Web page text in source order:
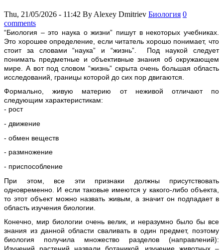
Thu, 21/05/2026 - 11:42 By Alexey Dmitriev Биология 0
comments
“Биология – это наука о жизни” пишут в некоторых учебниках.
Это хорошее определение, если читатель хорошо понимает, что
стоит за словами “наука” и “жизнь”. Под наукой следует
понимать предметные и объективные знания об окружающем
мире. А вот под словом “жизнь” скрыта очень большая область
исследований, границы которой до сих пор двигаются.
Формально, живую материю от неживой отличают по
следующим характеристикам:
- рост
- движение
- обмен веществ
- размножение
- приспособление
При этом, все эти признаки должны присутствовать
одновременно. И если таковые имеются у какого-либо объекта,
то этот объект можно назвать живым, а значит он подпадает в
область изучения биологии.
Конечно, мир биологии очень велик, и неразумно было бы все
знания из данной области сваливать в один предмет, поэтому
биология получила множество разделов (направлений):